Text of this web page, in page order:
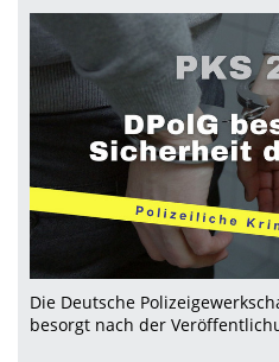
Die Deutsche
besorgt nach der